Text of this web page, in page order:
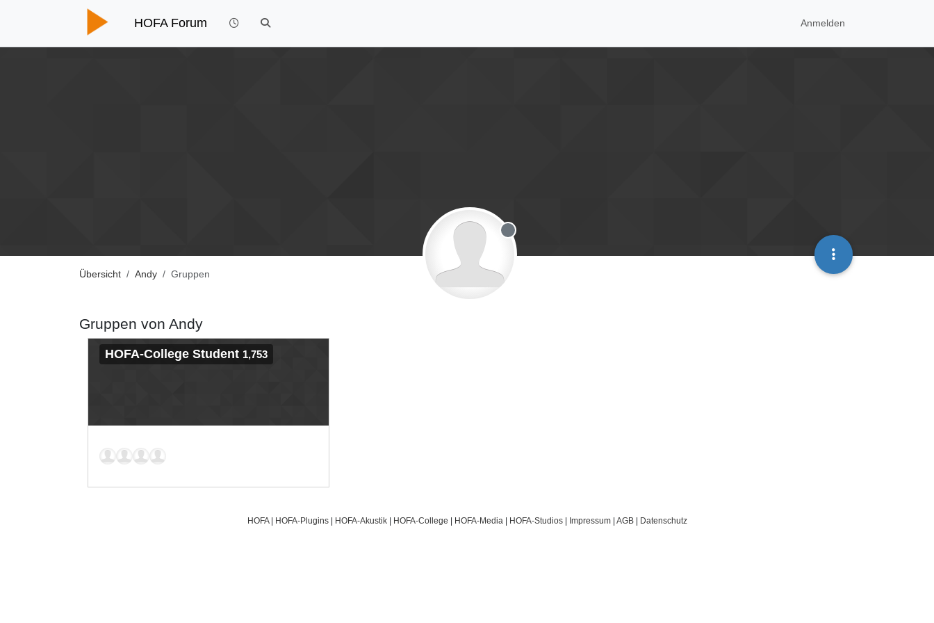
HOFA Forum Anmelden
Übersicht Andy Gruppen
Offline
Gruppen von Andy
HOFA-College Student 1,753
HOFA| HOFA-Plugins| HOFA-Akustik| HOFA-College HOFA-Media HOFA-Studios| Impressum| AGB| Datenschutz